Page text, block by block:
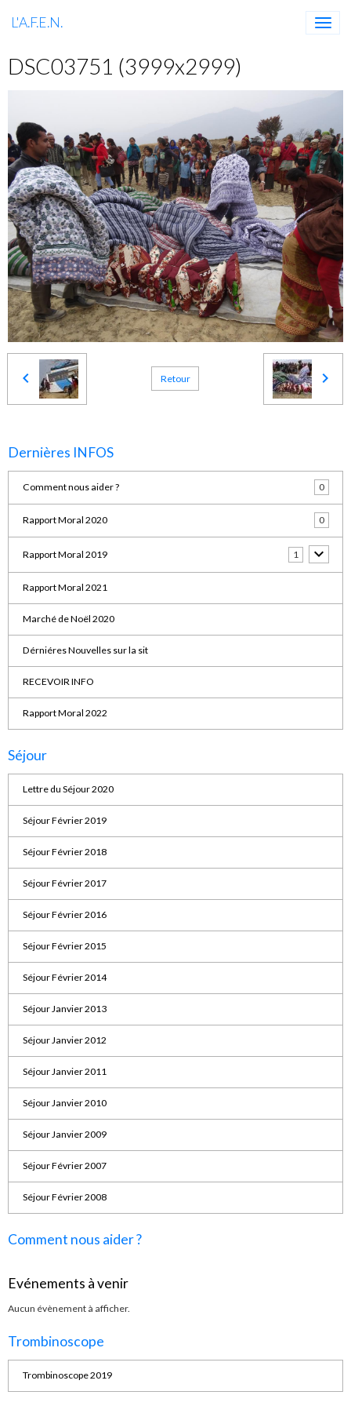
L'A.F.E.N.
DSC03751 (3999x2999)
Retour
Dernières INFOS
Comment nous aider ? 0
Rapport Moral 2020 0
Rapport Moral 2019 1
Rapport Moral 2021
Marché de Noël 2020
Dérniéres Nouvelles sur la sit
RECEVOIR INFO
Rapport Moral 2022
Séjour
Lettre du Séjour 2020
Séjour Février 2019
Séjour Février 2018
Séjour Février 2017
Séjour Février 2016
Séjour Février 2015
Séjour Février 2014
Séjour Janvier 2013
Séjour Janvier 2012
Séjour Janvier 2011
Séjour Janvier 2010
Séjour Janvier 2009
Séjour Février 2007
Séjour Février 2008
Comment nous aider ?
Evénements à venir
Aucun évènement à afficher.
Trombinoscope
Trombinoscope 2019